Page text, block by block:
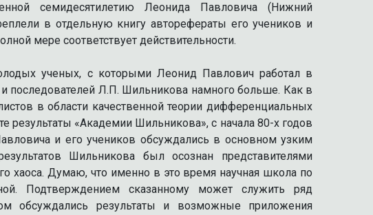
семидесятилетию Леонида Павловича (Нижний
в отдельную книгу авторефераты его учеников и
мере соответствует действительности.
ученых, с которыми Леонид Павлович работал в
последователей Л.П. Шильникова намного больше. Как в
в области качественной теории дифференциальных
результаты «Академии Шильникова», с начала 80-х годов
и его учеников обсуждались в основном узким
Шильникова был осознан представителями
хаоса. Думаю, что именно в это время научная школа по
Подтверждением сказанному может служить ряд
обсуждались результаты и возможные приложения